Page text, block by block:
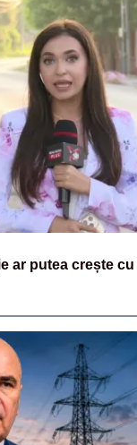
ar putea crește